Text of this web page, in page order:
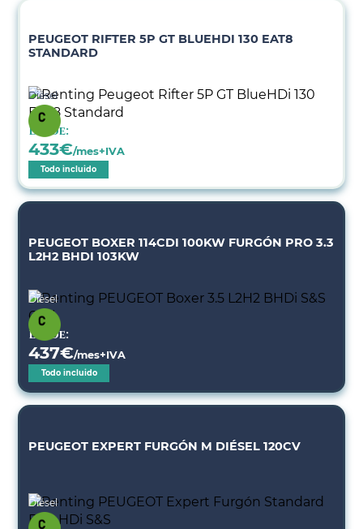
PEUGEOT RIFTER 5P GT BLUEHDI 130 EAT8
STANDARD
Diésel
Desde:
433€/mes+IVA
Todo incluido
PEUGEOT BOXER 114CDI 100KW FURGÓN PRO 3.3
L2H2 BHDI 103KW
Diésel
Desde:
437€/mes+IVA
Todo incluido
PEUGEOT EXPERT FURGÓN M DIÉSEL 120CV
Diésel